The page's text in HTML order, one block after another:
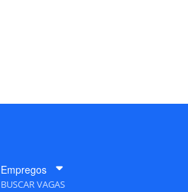
Empregos
BUSCAR VAGAS